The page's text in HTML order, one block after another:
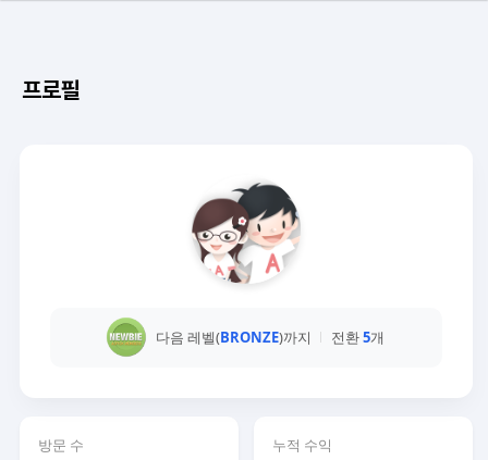
프로필
다음 레벨(BRONZE)까지 전환5개
방문 수 누적 수익